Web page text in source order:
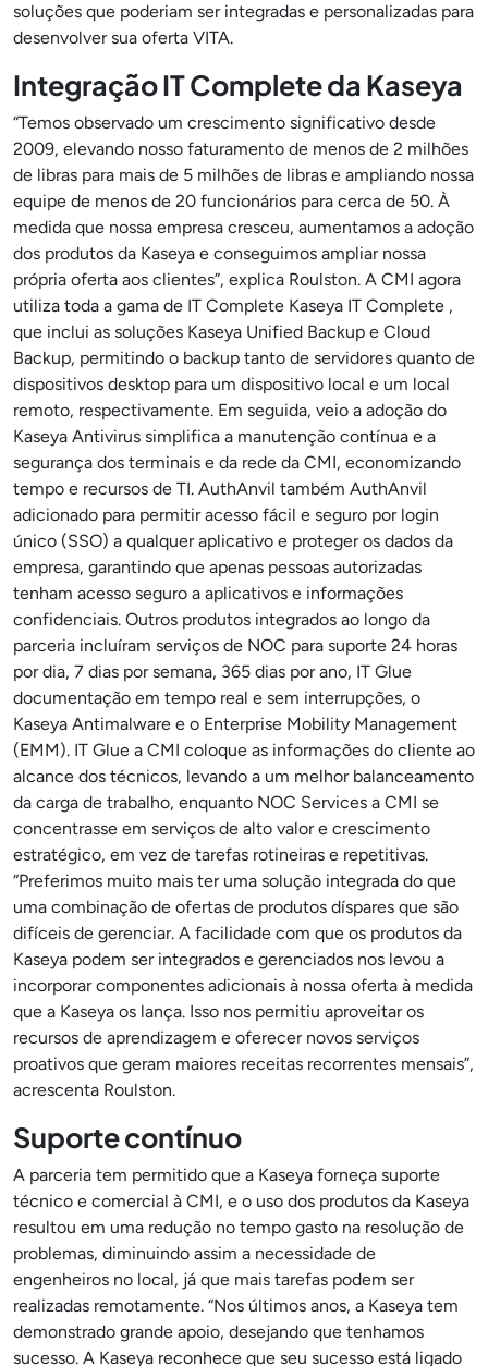
soluções que poderiam ser integradas e personalizadas para
desenvolver sua oferta VITA.
Integração IT Complete da Kaseya
“Temos observado um crescimento significativo desde
2009, elevando nosso faturamento de menos de 2 milhões
de libras para mais de 5 milhões de libras e ampliando nossa
equipe de menos de 20 funcionários para cerca de 50. À
medida que nossa empresa cresceu, aumentamos a adoção
dos produtos da Kaseya e conseguimos ampliar nossa
própria oferta aos clientes”, explica Roulston. A CMI agora
utiliza toda a gama de IT Complete Kaseya IT Complete ,
que inclui as soluções Kaseya Unified Backup e Cloud
Backup, permitindo o backup tanto de servidores quanto de
dispositivos desktop para um dispositivo local e um local
remoto, respectivamente. Em seguida, veio a adoção do
Kaseya Antivirus simplifica a manutenção contínua e a
segurança dos terminais e da rede da CMI, economizando
tempo e recursos de TI. AuthAnvil também AuthAnvil
adicionado para permitir acesso fácil e seguro por login
único (SSO) a qualquer aplicativo e proteger os dados da
empresa, garantindo que apenas pessoas autorizadas
tenham acesso seguro a aplicativos e informações
confidenciais. Outros produtos integrados ao longo da
parceria incluíram serviços de NOC para suporte 24 horas
por dia, 7 dias por semana, 365 dias por ano, IT Glue
documentação em tempo real e sem interrupções, o
Kaseya Antimalware e o Enterprise Mobility Management
(EMM). IT Glue a CMI coloque as informações do cliente ao
alcance dos técnicos, levando a um melhor balanceamento
da carga de trabalho, enquanto NOC Services a CMI se
concentrasse em serviços de alto valor e crescimento
estratégico, em vez de tarefas rotineiras e repetitivas.
“Preferimos muito mais ter uma solução integrada do que
uma combinação de ofertas de produtos díspares que são
difíceis de gerenciar. A facilidade com que os produtos da
Kaseya podem ser integrados e gerenciados nos levou a
incorporar componentes adicionais à nossa oferta à medida
que a Kaseya os lança. Isso nos permitiu aproveitar os
recursos de aprendizagem e oferecer novos serviços
proativos que geram maiores receitas recorrentes mensais”,
acrescenta Roulston.
Suporte contínuo
A parceria tem permitido que a Kaseya forneça suporte
técnico e comercial à CMI, e o uso dos produtos da Kaseya
resultou em uma redução no tempo gasto na resolução de
problemas, diminuindo assim a necessidade de
engenheiros no local, já que mais tarefas podem ser
realizadas remotamente. “Nos últimos anos, a Kaseya tem
demonstrado grande apoio, desejando que tenhamos
sucesso. A Kaseya reconhece que seu sucesso está ligado